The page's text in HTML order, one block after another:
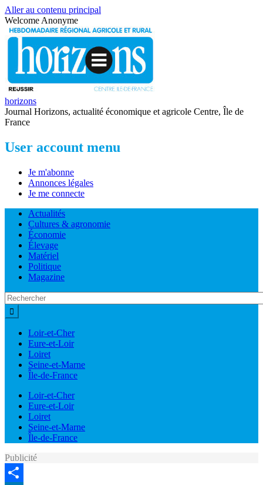
Aller au contenu principal
Welcome Anonyme
horizons
Journal Horizons, actualité économique et agricole Centre, Île de
France
User account menu
Je m'abonne
Annonces légales
Je me connecte
Actualités
Cultures & agronomie
Économie
Élevage
Matériel
Politique
Magazine
Loir-et-Cher
Eure-et-Loir
Loiret
Seine-et-Marne
Île-de-France
Loir-et-Cher
Eure-et-Loir
Loiret
Seine-et-Marne
Île-de-France
Publicité